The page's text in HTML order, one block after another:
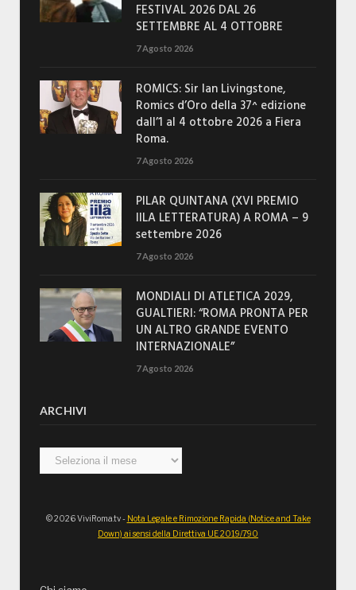
FESTIVAL 2026 DAL 26
SETTEMBRE AL 4 OTTOBRE
7 Agosto 2026
ROMICS: Sir Ian Livingstone,
Romics d’Oro della 37^ edizione
dall’1 al 4 ottobre 2026 a Fiera
Roma.
7 Agosto 2026
PILAR QUINTANA (XVI PREMIO
IILA LETTERATURA) A ROMA – 9
settembre 2026
7 Agosto 2026
MONDIALI DI ATLETICA 2029,
GUALTIERI: “ROMA PRONTA PER
UN ALTRO GRANDE EVENTO
INTERNAZIONALE”
7 Agosto 2026
ARCHIVI
Archivi
© 2026 ViviRoma.tv - Nota Legale e Rimozione Rapida (Notice and Take
Down) ai sensi della Direttiva UE 2019/790